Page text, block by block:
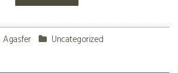
Agasfer
Uncategorized